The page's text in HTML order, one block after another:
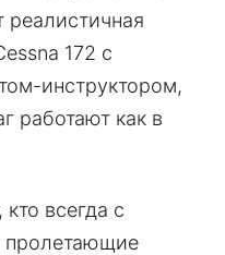
реалистичная
172 с
инструктором,
работают как в
кто всегда с
пролетающие